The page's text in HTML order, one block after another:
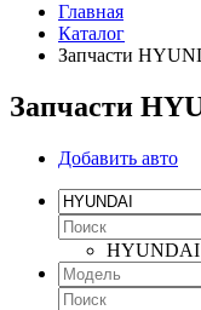
Главная
Каталог
Запчасти
Запчасти
Добавить авто
HYUNDAI